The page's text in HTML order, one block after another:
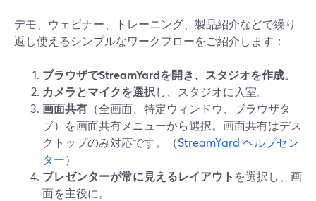
デモ、ウェビナー、トレーニング、製品紹介などで繰り
返し使えるシンプルなワークフローをご紹介します：
ブラウザでStreamYardを開き、スタジオを作成。
カメラとマイクを選択し、スタジオに入室。
画面共有 （全画面、特定ウィンドウ、ブラウザタ
ブ）を画面共有メニューから選択。画面共有はデス
クトップのみ対応です。（StreamYard ヘルプセン
ター）
プレゼンターが常に見えるレイアウト を選択し、画
面を主役に。